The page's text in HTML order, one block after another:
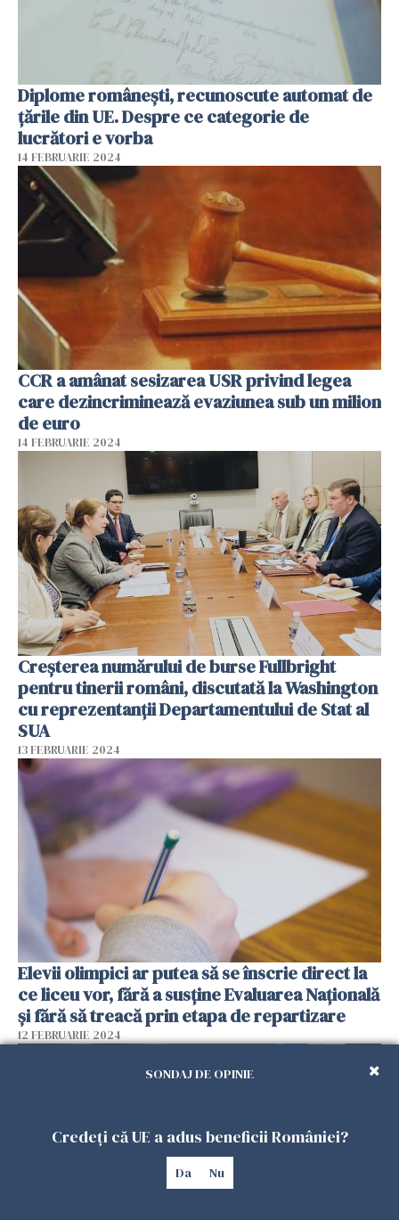
Diplome românești, recunoscute automat de
țările din UE. Despre ce categorie de
lucrători e vorba
14 FEBRUARIE 2024
CCR a amânat sesizarea USR privind legea
care dezincriminează evaziunea sub un milion
de euro
14 FEBRUARIE 2024
Creșterea numărului de burse Fullbright
pentru tinerii români, discutată la Washington
cu reprezentanții Departamentului de Stat al
SUA
13 FEBRUARIE 2024
Elevii olimpici ar putea să se înscrie direct la
ce liceu vor, fără a susține Evaluarea Națională
și fără să treacă prin etapa de repartizare
12 FEBRUARIE 2024
SONDAJ DE OPINIE
Credeți că UE a adus beneficii României?
Da Nu